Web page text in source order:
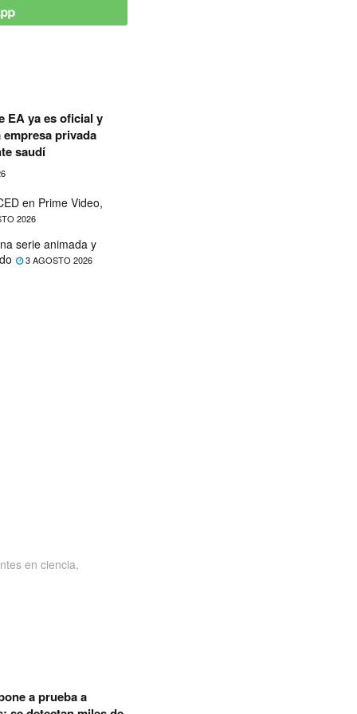
EA ya es oficial y
privada
saudí
en Prime Video,
2026
serie animada y
3 AGOSTO 2026
en ciencia,
a prueba a